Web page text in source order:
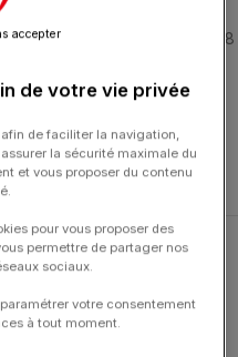
et élégance. L’Agate
COLLIER OR JAUNE 18
MULTI-FACETTÉE (5,55
et ont 3 anneaux de
, MORGANNE BELLO
de votre vie privée
de faciliter la navigation,
la sécurité maximale du
et vous proposer du contenu
pour vous proposer des
permettre de partager nos
sociaux.
votre consentement
à tout moment.
accepter